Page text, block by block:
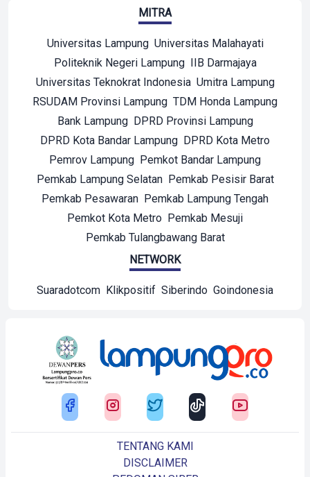
MITRA
Universitas Lampung Universitas Malahayati
Politeknik Negeri Lampung IIB Darmajaya
Universitas Teknokrat Indonesia Umitra Lampung
RSUDAM Provinsi Lampung TDM Honda Lampung
Bank Lampung DPRD Provinsi Lampung
DPRD Kota Bandar Lampung DPRD Kota Metro
Pemrov Lampung Pemkot Bandar Lampung
Pemkab Lampung Selatan Pemkab Pesisir Barat
Pemkab Pesawaran Pemkab Lampung Tengah
Pemkot Kota Metro Pemkab Mesuji
Pemkab Tulangbawang Barat
NETWORK
Suaradotcom Klikpositif Siberindo Goindonesia
TENTANG KAMI
DISCLAIMER